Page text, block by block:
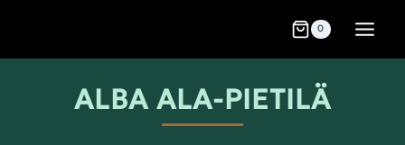
0
ALBA ALA-PIETILÄ